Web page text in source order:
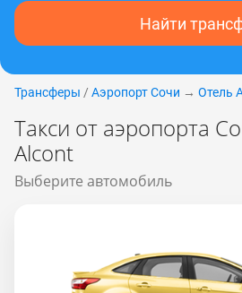
Найти
Трансферы / Аэропорт Сочи → Отель
Такси от аэропорта
Alcont
Выберите автомобиль